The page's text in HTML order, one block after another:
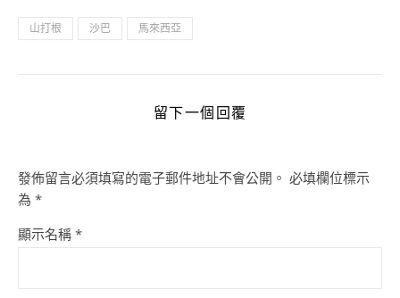
山打根 沙巴 馬來西亞
留下一個回覆
發佈留言必須填寫的電子郵件地址不會公開。 必填欄位標示
為 *
顯示名稱 *